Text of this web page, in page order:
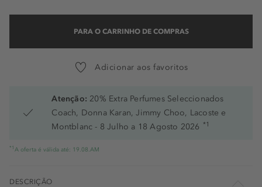
PARA O CARRINHO DE COMPRAS
Adicionar aos favoritos
Atenção: 20% Extra Perfumes Seleccionados
Coach, Donna Karan, Jimmy Choo, Lacoste e
Montblanc - 8 Julho a 18 Agosto 2026 *1
*1 A oferta é válida até: 19.08.AM
DESCRIÇÃO